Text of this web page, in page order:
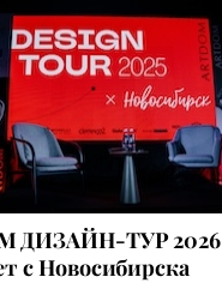
ДИЗАЙН-ТУР 2026
с Новосибирска